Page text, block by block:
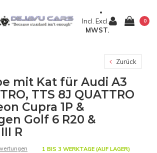
Incl. Excl.
MWST.
0
Zurück
mit Kat für Audi A3
TTS 8J QUATTRO
Cupra 1P &
Golf 6 R20 &
R
1 BIS 3 WERKTAGE (AUF LAGER)